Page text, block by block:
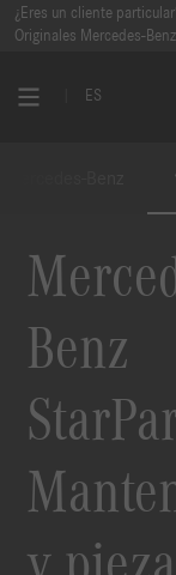
¿Eres un cliente
Originales Mercedes-
ES
Benz